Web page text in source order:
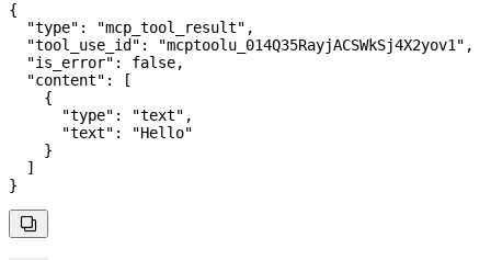
{
  "type"
: "mcp_tool_result" ,
  "tool_use_id"
: "mcptoolu_014Q35RayjACSWkSj4X2yov1" ,
  "is_error"
: false,
  "content"
: [
    {
      "type"
: "text" ,
      "text"
:
"Hello"
    }
  ]
}
